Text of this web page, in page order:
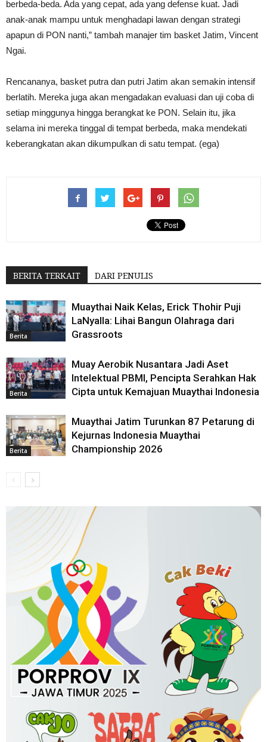
berbeda-beda. Ada yang cepat, ada yang defense kuat. Jadi
anak-anak mampu untuk menghadapi lawan dengan strategi
apapun di PON nanti,” tambah manajer tim basket Jatim, Vincent
Ngai.
Rencananya, basket putra dan putri Jatim akan semakin intensif
berlatih. Mereka juga akan mengadakan evaluasi dan uji coba di
setiap minggunya hingga berangkat ke PON. Selain itu, jika
selama ini mereka tinggal di tempat berbeda, maka mendekati
keberangkatan akan dikumpulkan di satu tempat. (ega)
BERITA TERKAIT DARI PENULIS
Berita
Muaythai Naik Kelas, Erick Thohir Puji
LaNyalla: Lihai Bangun Olahraga dari
Grassroots
Berita
Muay Aerobik Nusantara Jadi Aset
Intelektual PBMI, Pencipta Serahkan Hak
Cipta untuk Kemajuan Muaythai Indonesia
Berita
Muaythai Jatim Turunkan 87 Petarung di
Kejurnas Indonesia Muaythai
Championship 2026